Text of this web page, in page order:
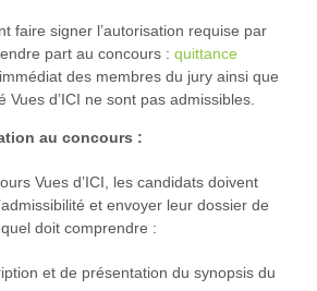
faire signer l’autorisation requise par
part au concours : quittance
des membres du jury ainsi que
d’ICI ne sont pas admissibles.
au concours :
Vues d’ICI, les candidats doivent
et envoyer leur dossier de
doit comprendre :
et de présentation du synopsis du